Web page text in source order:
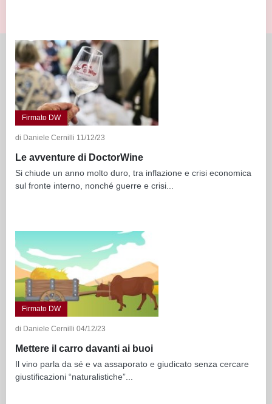
Firmato DW
di Daniele Cernilli 11/12/23
Le avventure di DoctorWine
Si chiude un anno molto duro, tra inflazione e crisi economica
sul fronte interno, nonché guerre e crisi...
Firmato DW
di Daniele Cernilli 04/12/23
Mettere il carro davanti ai buoi
Il vino parla da sé e va assaporato e giudicato senza cercare
giustificazioni “naturalistiche”...